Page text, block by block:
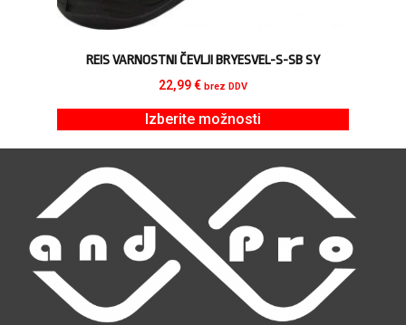
REIS VARNOSTNI ČEVLJI BRYESVEL-S-SB SY
22,99€ brez DDV
Izberite možnosti